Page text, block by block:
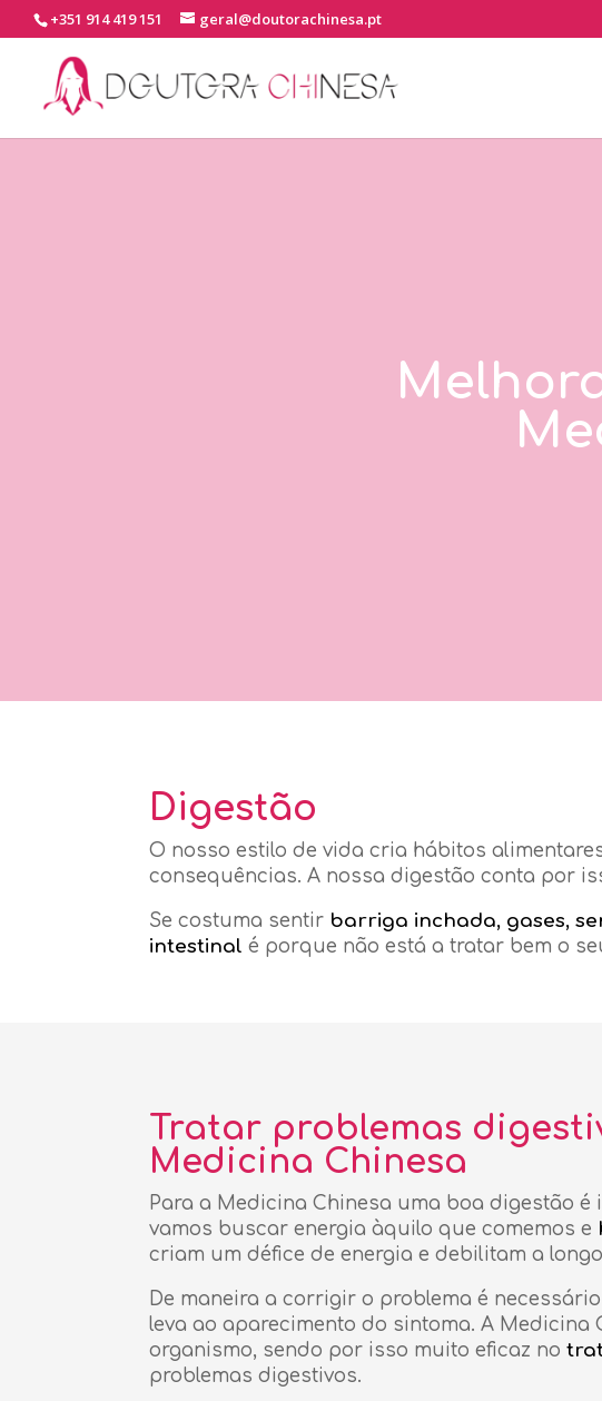
+351 914 419 151 geral@doutorachinesa.pt
Digestão
O nosso estilo de vida cria hábitos
consequências. A nossa digestão conta por
Se costuma sentir barriga inchada, gases,
intestinal é porque não está a tratar bem o
Tratar problemas
Medicina Chinesa
Para a Medicina Chinesa uma boa digestão é
vamos buscar energia àquilo que comemos e
criam um défice de energia e debilitam a
De maneira a corrigir o problema é necessário
leva ao aparecimento do sintoma. A
organismo, sendo por isso muito eficaz no
problemas digestivos.